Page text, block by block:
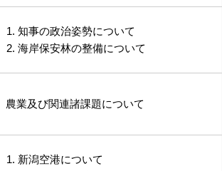
知事の政治姿勢について
海岸保安林の整備について
業及び関連諸課題について
新潟空港について